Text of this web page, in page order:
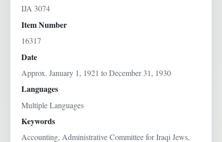
IJA 3074
Item Number
16317
Date
Approx. January 1, 1921 to December 31, 1930
Languages
Multiple Languages
Keywords
Accounting, Administrative Committee for Iraqi Jews,